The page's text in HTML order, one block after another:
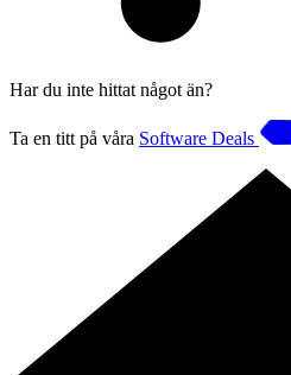
Har du inte hittat något än?
Ta en titt på våra Software Deals